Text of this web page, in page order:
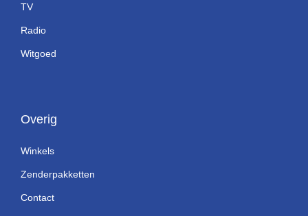
TV
Radio
Witgoed
Overig
Winkels
Zenderpakketten
Contact